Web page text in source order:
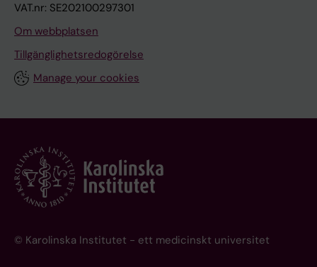
VAT.nr: SE202100297301
Om webbplatsen
Tillgänglighetsredogörelse
Manage your cookies
© Karolinska Institutet - ett medicinskt universitet